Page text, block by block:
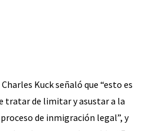
Kuck señaló que “esto es
de limitar y asustar a la
de inmigración legal”, y